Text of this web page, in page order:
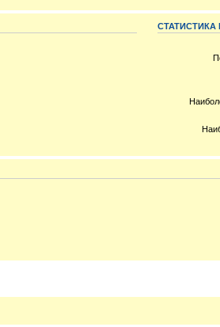
СТАТИСТИКА